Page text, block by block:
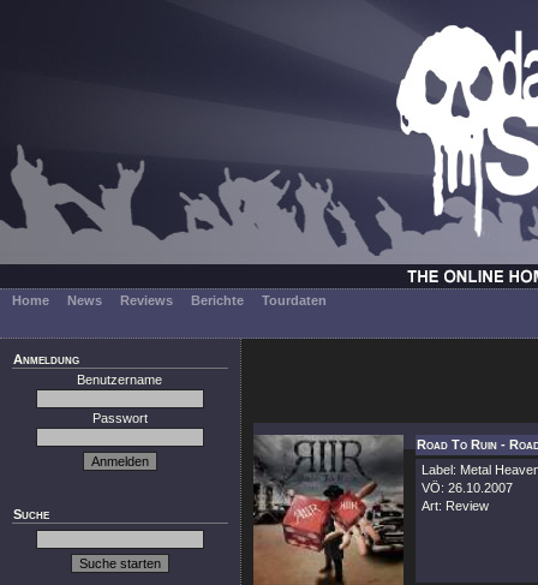
Home News Reviews Berichte Tourdaten
Anmeldung
Benutzername
Passwort
Suche
Road To Ruin -
Label: Metal
VÖ: 26.10.2007
Art: Review